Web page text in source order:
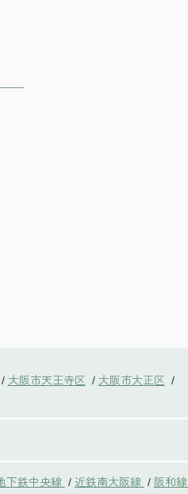
/ 大阪市天王寺区 / 大阪市大正区 /
下鉄中央線 / 近鉄南大阪線 / 阪和線